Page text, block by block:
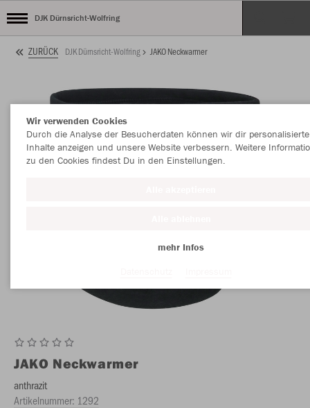
DJK Dürnsricht-Wolfring
ZURÜCK DJK Dürnsricht-Wolfring JAKO Neckwarmer
JAKO Neckwarmer
anthrazit
Artikelnummer: 1292
Wir verwenden Cookies
Durch die Analyse der Besucherdaten können wir dir personalisierte
Inhalte anzeigen und unsere Website verbessern. Weitere
zu den Cookies findest Du in den Einstellungen.
mehr Infos